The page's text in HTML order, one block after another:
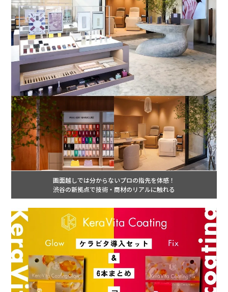
画面越しでは分からないプロの指先を体感！
渋谷の新拠点で技術・商材のリアルに触れる